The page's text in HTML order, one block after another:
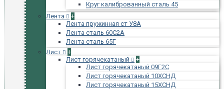
Круг калиброванный сталь 45
Лента
+
Лента пружинная ст У8А
Лента сталь 60С2А
Лента сталь 65Г
Лист
+
Лист горячекатаный
+
Лист горячекатаный 09Г2С
Лист горячекатаный 10ХСНД
Лист горячекатаный 15ХСНД